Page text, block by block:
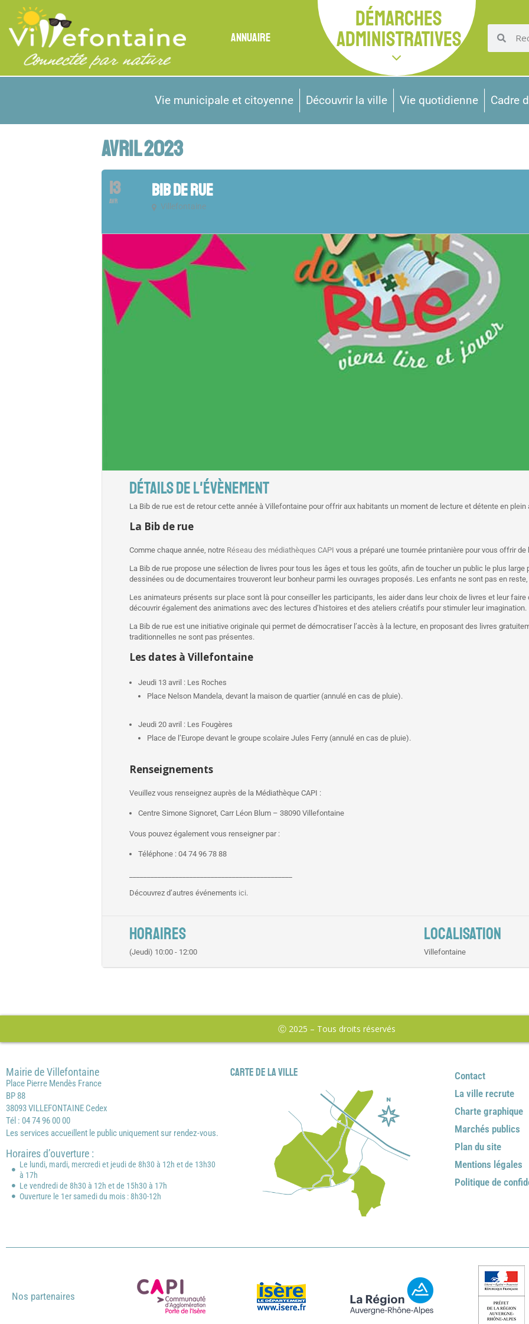
ANNUAIRE
DÉMARCHES
ADMINISTRATIVES
Vie municipale et citoyenne Découvrir la ville Vie quotidienne Cadre
AVRIL 2023
13
AVR
BIB DE RUE
Villefontaine
DÉTAILS DE L'ÉVÈNEMENT
La Bib de rue est de retour cette année à Villefontaine pour offrir aux habitants un moment de lecture et détente en plein
La Bib de rue
Comme chaque année, notre Réseau des médiathèques CAPI vous a préparé une tournée printanière pour vous offrir
La Bib de rue propose une sélection de livres pour tous les âges et tous les goûts, afin de toucher un public le plus
dessinées ou de documentaires trouveront leur bonheur parmi les ouvrages proposés. Les enfants ne sont pas en
Les animateurs présents sur place sont là pour conseiller les participants, les aider dans leur choix de livres et leur faire
découvrir également des animations avec des lectures d’histoires et des ateliers créatifs pour stimuler leur imagination.
La Bib de rue est une initiative originale qui permet de démocratiser l’accès à la lecture, en proposant des livres
traditionnelles ne sont pas présentes.
Les dates à Villefontaine
Jeudi 13 avril : Les Roches
Place Nelson Mandela, devant la maison de quartier (annulé en cas de pluie).
Jeudi 20 avril : Les Fougères
Place de l’Europe devant le groupe scolaire Jules Ferry (annulé en cas de pluie).
Renseignements
Veuillez vous renseignez auprès de la Médiathèque CAPI :
Centre Simone Signoret, Carr Léon Blum – 38090 Villefontaine
Vous pouvez également vous renseigner par :
Téléphone : 04 74 96 78 88
Découvrez d’autres événements ici.
HORAIRES
(Jeudi) 10:00 - 12:00
LOCALISATION
Villefontaine
Ⓒ 2025 – Tous droits réservés
Mairie de Villefontaine
Place Pierre Mendès France
BP 88
38093 VILLEFONTAINE Cedex
Tél : 04 74 96 00 00
Les services accueillent le public uniquement sur rendez-vous.
Horaires d’ouverture :
Le lundi, mardi, mercredi et jeudi de 8h30 à 12h et de 13h30
à 17h
Le vendredi de 8h30 à 12h et de 15h30 à 17h
Ouverture le 1er samedi du mois : 8h30-12h
Carte de la ville
Contact
La ville recrute
Charte graphique
Marchés publics
Plan du site
Mentions légales
Politique de
Nos partenaires